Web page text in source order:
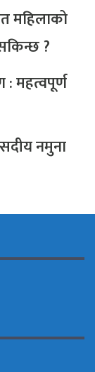
महिलाको
?
: महत्वपूर्ण
नमुना